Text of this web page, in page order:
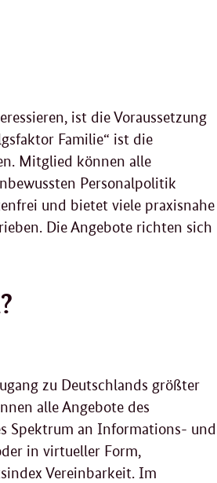
ist die Voraussetzung
Familie“ ist die
Mitglied können alle
Personalpolitik
und bietet viele praxisnahe
Die Angebote richten sich
zu Deutschlands größter
alle Angebote des
Spektrum an Informations- und
in virtueller Form,
Vereinbarkeit. Im